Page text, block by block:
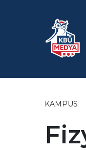
KAMPÜS